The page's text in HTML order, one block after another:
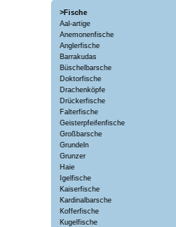
>Fische
Aal-artige
Anemonenfische
Anglerfische
Barrakudas
Büschelbarsche
Doktorfische
Drachenköpfe
Drückerfische
Falterfische
Geisterpfeifenfische
Großbarsche
Grundeln
Grunzer
Haie
Igelfische
Kaiserfische
Kardinalbarsche
Kofferfische
Kugelfische